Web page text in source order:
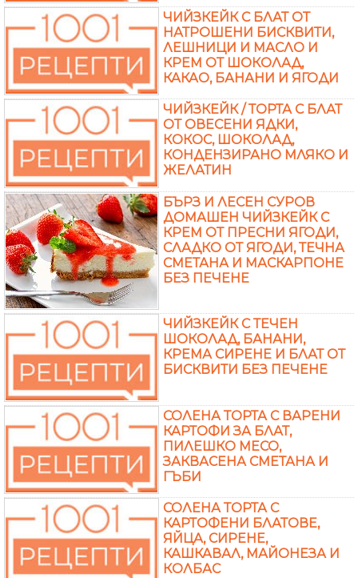
ЧИЙЗКЕЙК С БЛАТ ОТ
НАТРОШЕНИ БИСКВИТИ,
ЛЕШНИЦИ И МАСЛО И
КРЕМ ОТ ШОКОЛАД,
КАКАО, БАНАНИ И ЯГОДИ
ЧИЙЗКЕЙК / ТОРТА С БЛАТ
ОТ ОВЕСЕНИ ЯДКИ,
КОКОС, ШОКОЛАД,
КОНДЕНЗИРАНО МЛЯКО И
ЖЕЛАТИН
БЪРЗ И ЛЕСЕН СУРОВ
ДОМАШЕН ЧИЙЗКЕЙК С
КРЕМ ОТ ПРЕСНИ ЯГОДИ,
СЛАДКО ОТ ЯГОДИ, ТЕЧНА
СМЕТАНА И МАСКАРПОНЕ
БЕЗ ПЕЧЕНЕ
ЧИЙЗКЕЙК С ТЕЧЕН
ШОКОЛАД, БАНАНИ,
КРЕМА СИРЕНЕ И БЛАТ ОТ
БИСКВИТИ БЕЗ ПЕЧЕНЕ
СОЛЕНА ТОРТА С ВАРЕНИ
КАРТОФИ ЗА БЛАТ,
ПИЛЕШКО МЕСО,
ЗАКВАСЕНА СМЕТАНА И
ГЪБИ
СОЛЕНА ТОРТА С
КАРТОФЕНИ БЛАТОВЕ,
ЯЙЦА, СИРЕНЕ,
КАШКАВАЛ, МАЙОНЕЗА И
КОЛБАС